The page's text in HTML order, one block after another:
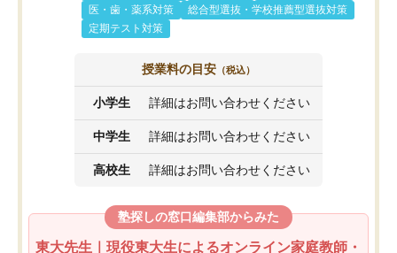
医・歯・薬系対策
総合型選抜・学校推薦型選抜対策
定期テスト対策
授業料の目安 （税込）
小学生 詳細はお問い合わせください
中学生 詳細はお問い合わせください
高校生 詳細はお問い合わせください
塾探しの窓口編集部からみた
東大先生｜現役東大生によるオンライン家庭教師・